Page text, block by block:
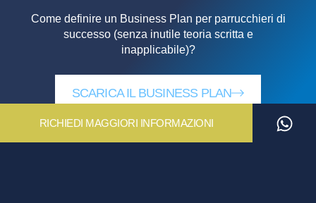
Come definire un Business Plan per parrucchieri di
successo (senza inutile teoria scritta e
inapplicabile)?
SCARICA IL BUSINESS PLAN
RICHIEDI MAGGIORI INFORMAZIONI